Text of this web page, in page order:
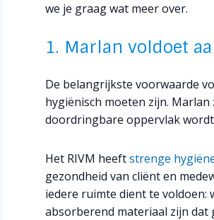
we je graag wat meer over.
1. Marlan voldoet
De belangrijkste voorwaarde
hygiënisch moeten zijn.
doordringbare oppervlak
Het RIVM heeftstrenge
gezondheid van cliënt en
iedere ruimte dient te voldoen:
absorberend materiaal zijn dat